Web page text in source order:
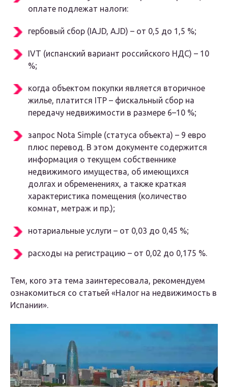
оплате подлежат налоги:
гербовый сбор (IAJD, AJD) – от 0,5 до 1,5 %;
IVT (испанский вариант российского НДС) – 10
%;
когда объектом покупки является вторичное
жилье, платится ITP – фискальный сбор на
передачу недвижимости в размере 6–10 %;
запрос Nota Simple (статуса объекта) – 9 евро
плюс перевод. В этом документе содержится
информация о текущем собственнике
недвижимого имущества, об имеющихся
долгах и обременениях, а также краткая
характеристика помещения (количество
комнат, метраж и пр.);
нотариальные услуги – от 0,03 до 0,45 %;
расходы на регистрацию – от 0,02 до 0,175 %.
Тем, кого эта тема заинтересовала, рекомендуем
ознакомиться со статьей «Налог на недвижимость в
Испании».